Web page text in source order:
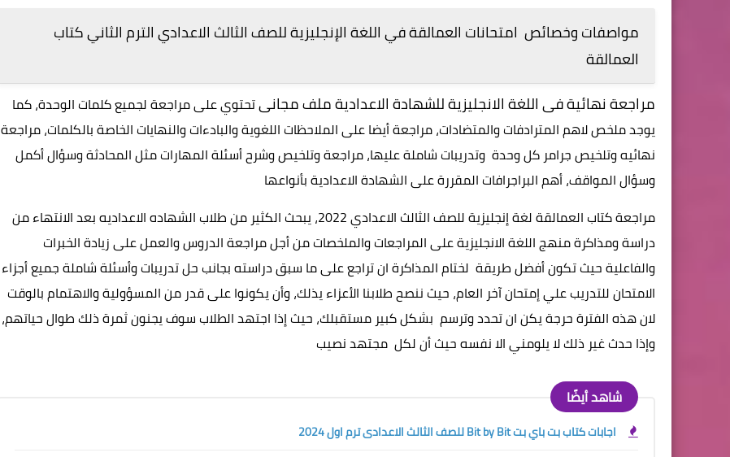
مواصفات وخصائص امتحانات العمالقة في اللغة الإنجليزية للصف الثالث الاعدادي الترم الثاني كتاب
العمالقة
مراجعة نهائية فى اللغة الانجليزية للشهادة الاعدادية ملف مجانىتحتوي على مراجعة لجميع كلمات الوحدة، كما
يوجد ملخص لاهم المترادفات والمتضادات، مراجعة أيضا على الملاحظات اللغوية والبادءات والنهايات الخاصة بالكلمات، مراجعة
نهائيه وتلخيص جرامر كل وحدة وتدريبات شاملة عليها، مراجعة وتلخيص وشرح أسئلة المهارات مثل المحادثة وسؤال أكمل
وسؤال المواقف، أهم البراجرافات المقررة على الشهادة الاعدادية بأنواعها
مراجعة كتاب العمالقة لغة إنجليزية للصف الثالث الاعدادي 2022، يبحث الكثير من طلاب الشهاده الاعداديه بعد الانتهاء من
دراسة ومذاكرة منهج اللغة الانجليزية على المراجعات والملخصات من أجل مراجعة الدروس والعمل على زيادة الخبرات
والفاعلية حيث تكون أفضل طريقة لختام المذاكرة ان تراجع على ما سبق دراسته بجانب حل تدريبات وأسئلة شاملة جميع أجزاء
الامتحان للتدريب علي إمتحان آخر العام، حيث ننصح طلابنا الأعزاء يذلك، وأن يكونوا على قدر من المسؤولية والاهتمام بالوقت
لان هذه الفترة حرجة يكن ان تحدد وترسم بشكل كبير مستقبلك، حيث إذا اجتهد الطلاب سوف يجنون ثمرة ذلك طوال حياتهم،
وإذا حدث غير ذلك لا يلومني الا نفسه حيث أن لكل مجتهد نصيب
شاهد أيضًا
اجابات كتاب بت باي بت Bit by Bit للصف الثالث الاعدادى ترم اول 2024